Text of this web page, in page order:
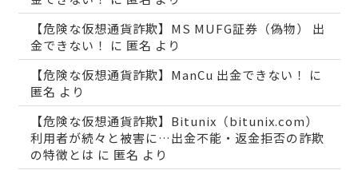
【危険な仮想通貨詐欺】MS MUFG証券（偽物） 出
金できない！
に 匿名 より
【危険な仮想通貨詐欺】ManCu 出金できない！
に
匿名 より
【危険な仮想通貨詐欺】Bitunix（bitunix.com）
利用者が続々と被害に…出金不能・返金拒否の詐欺
の特徴とは に 匿名 より